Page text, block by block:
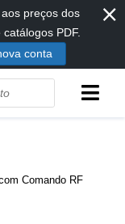
preços dos
PDF.
conta
⨯
Comando RF